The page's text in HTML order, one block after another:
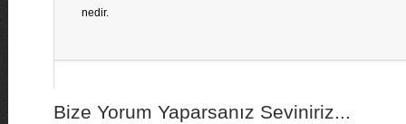
nedir.
Bize Yorum Yaparsanız Seviniriz...